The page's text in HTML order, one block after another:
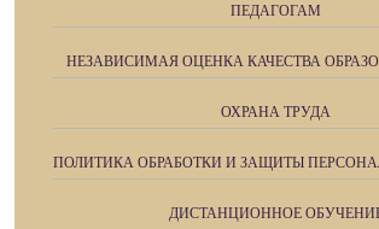
ПЕДАГОГАМ
НЕЗАВИСИМАЯ ОЦЕНКА КАЧЕСТВА
ОХРАНА ТРУДА
ПОЛИТИКА ОБРАБОТКИ И ЗАЩИТЫ
ДИСТАНЦИОННОЕ